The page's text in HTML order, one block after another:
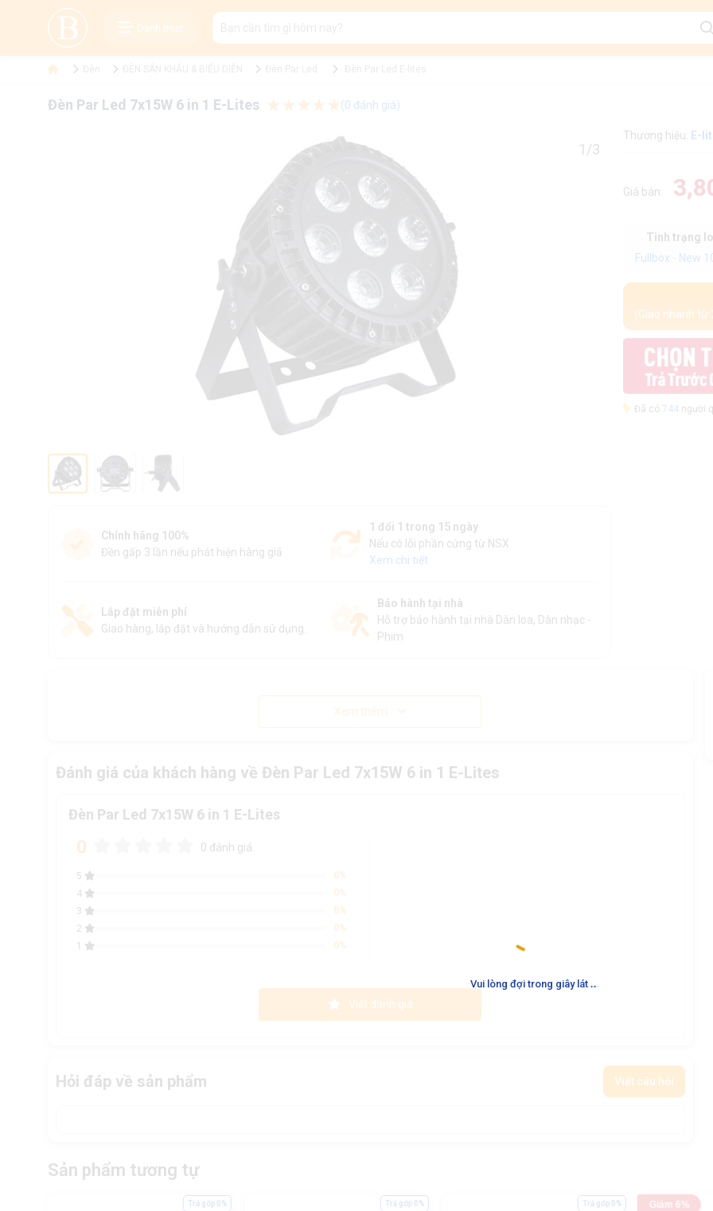
Vui lòng đợi trong giây lát ...
Danh mục
Đèn Par Led 7x15W 6 in 1 E-Lites (0 đánh giá)
1/3
Chính hãng 100%
Đền gấp 3 lần nếu phát hiện hàng giả
1 đổi 1 trong 15 ngày
Nếu có lỗi phần cứng từ NSX
Xem chi tiết
Lắp đặt miễn phí
Giao hàng, lắp đặt và hướng dẫn sử dụng.
Bảo hành tại nhà
Hỗ trợ bảo hành tại nhà Dàn loa, Dàn nhạc -
Phim
Thương hiệu: E-
Giá bán:
Tình trạng
Fullbox - New
(Giao nhanh từ
Đã có 744người
Xem thêm
Đánh giá của khách hàng về Đèn Par Led 7x15W 6 in 1 E-Lites
Đèn Par Led 7x15W 6 in 1 E-Lites
0 0 đánh giá
5
0%
4
0%
3
0%
2
0%
1
0%
Viết đánh giá
Hỏi đáp về sản phẩm Viết câu hỏi
Sản phẩm tương tự
Trả góp 0% Trả góp 0% Trả góp 0% Giảm 6%